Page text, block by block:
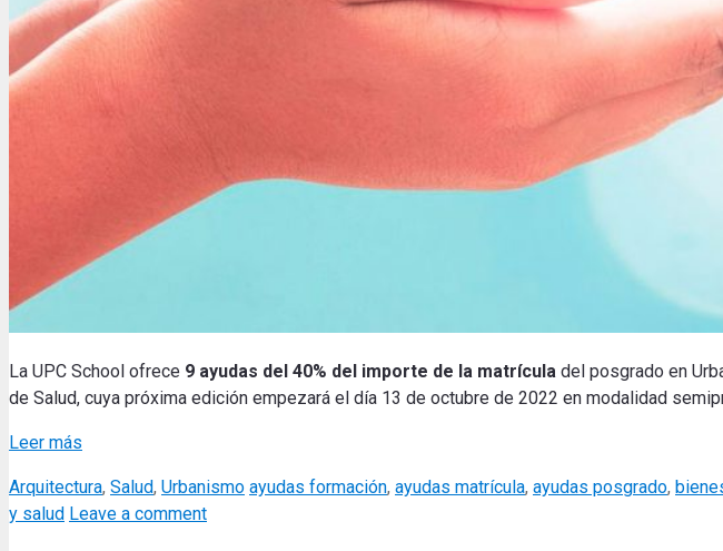
La UPC School ofrece 9 ayudas del 40% del importe de la matrícula del posgrado en
de Salud, cuya próxima edición empezará el día 13 de octubre de 2022 en modalidad
Leer más
Categories
Arquitectura, Salud, Urbanismo Tags
ayudas formación, ayudas matrícula, ayudas posgrado,
y salud Leave a comment